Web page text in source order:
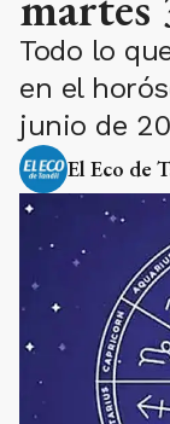
Todo lo
en el
junio de
El Eco de